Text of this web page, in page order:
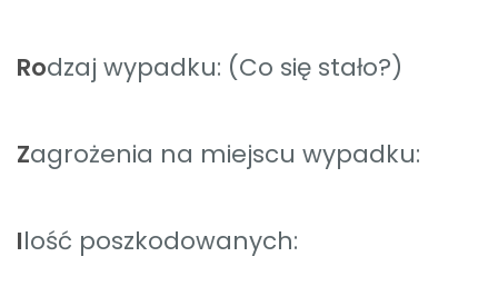
Rodzaj wypadku: (Co się stało?)
Zagrożenia na miejscu wypadku:
Ilość poszkodowanych: